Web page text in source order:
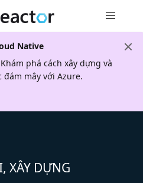
Native
phá cách xây dựng và
mây với Azure.
XÂY DỰNG